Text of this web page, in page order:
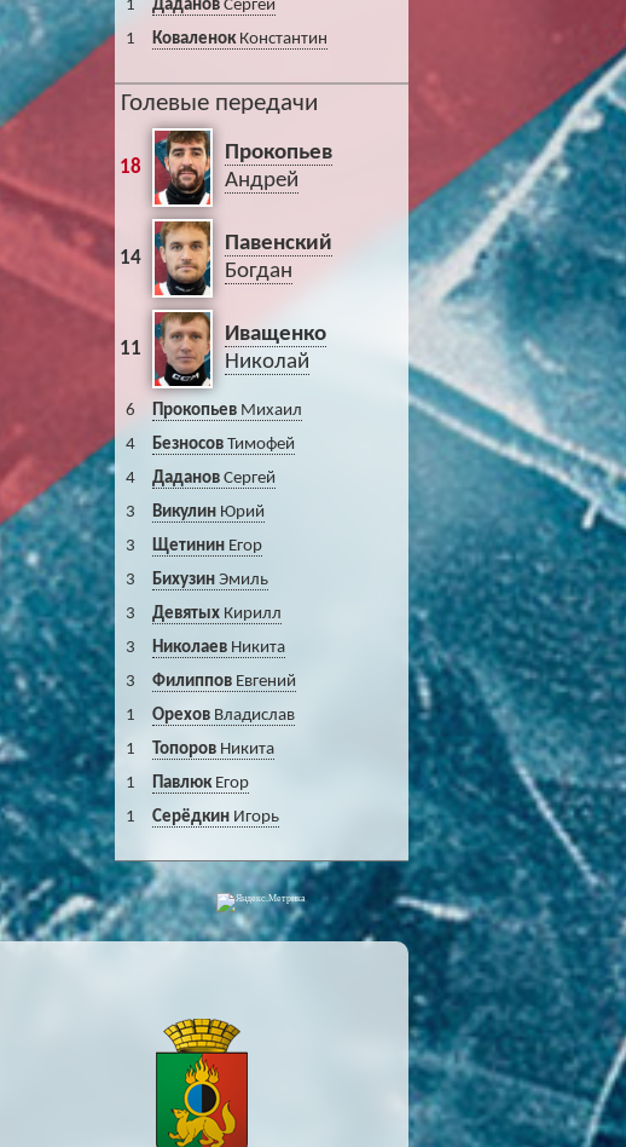
1
ДадановСергей
1
КоваленокКонстантин
Голевые передачи
18
Прокопьев
Андрей
14
Павенский
Богдан
11
Иващенко
Николай
6 ПрокопьевМихаил
4
БезносовТимофей
4
ДадановСергей
3
ВикулинЮрий
3
ЩетининЕгор
3
БихузинЭмиль
3
ДевятыхКирилл
3
НиколаевНикита
3
ФилипповЕвгений
1
ОреховВладислав
1
ТопоровНикита
1
ПавлюкЕгор
1
СерёдкинИгорь